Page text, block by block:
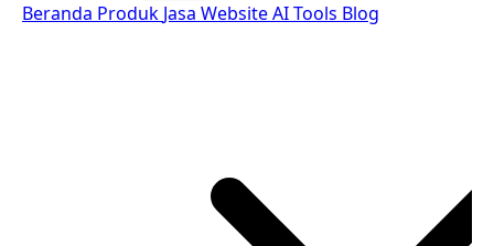
Beranda Produk Jasa WebsiteAI Tools Blog